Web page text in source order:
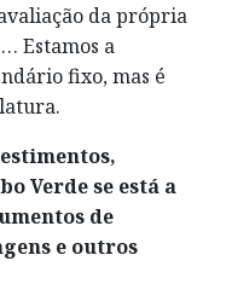
da própria
Estamos a
fixo, mas é
Verde se está a
de
e outros